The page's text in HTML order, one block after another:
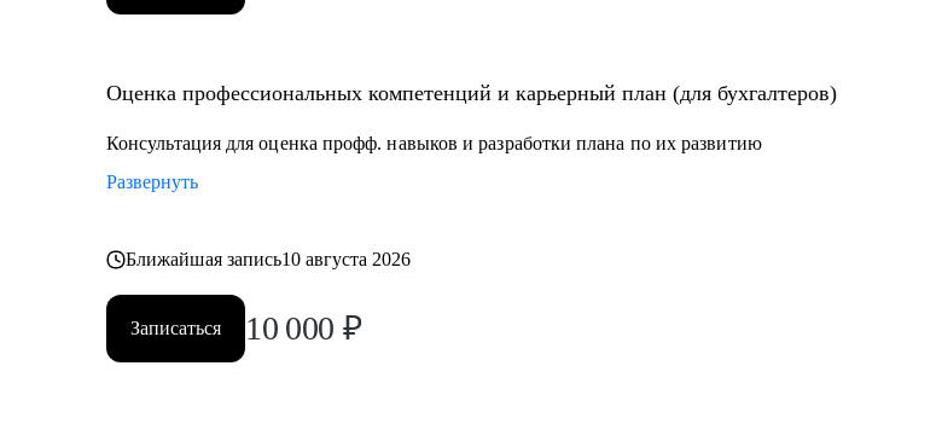
Оценка профессиональных компетенций и карьерный план (для бухгалтеров)
Консультация для оценка профф. навыков и разработки плана по их развитию
Развернуть
Ближайшая запись10 августа 2026
Записаться 10 000 ₽